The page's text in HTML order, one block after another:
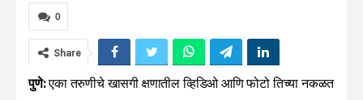
0
Share
पुणे:एका तरुणीचे खासगी क्षणातील व्हिडिओ आणि फोटो तिच्या नकळत